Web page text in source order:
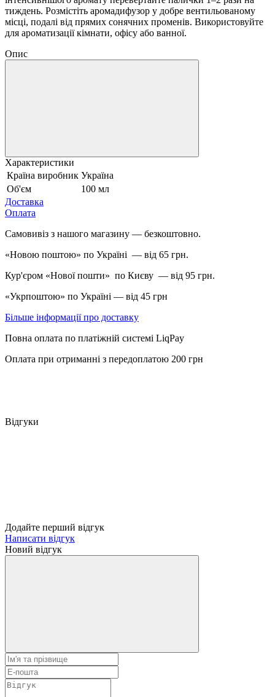
тиждень. Розмістіть аромадифузор у добре вентильованому
місці, подалі від прямих сонячних променів. Використовуйте
для ароматизації кімнати, офісу або ванної.
Опис
Характеристики
Країна виробник Україна
Об'єм
100 мл
Доставка
Оплата
Самовивіз з нашого магазину — безкоштовно.
«Новою поштою» по Україні — від 65 грн.
Кур'єром «Нової пошти» по Києву — від 95 грн.
«Укрпоштою» по Україні — від 45 грн
Більше інформації про доставку
Повна оплата по платіжній системі LiqPay
Оплата при отриманні з передоплатою 200 грн
Відгуки
Додайте перший відгук
Написати відгук
Новий відгук